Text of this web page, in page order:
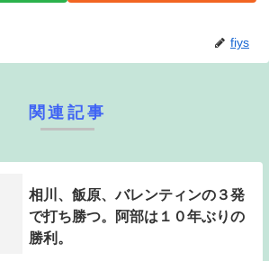
fiys
関連記事
相川、飯原、バレンティンの３発
で打ち勝つ。阿部は１０年ぶりの
勝利。